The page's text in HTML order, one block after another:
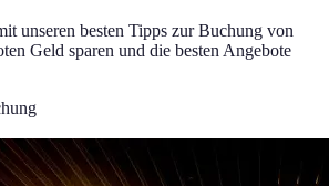
unseren besten Tipps zur Buchung von
Geld sparen und die besten Angebote